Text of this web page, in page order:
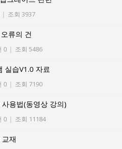
| 조회 3937
류의 건
0 | 조회 5486
실습V1.0 자료
0 | 조회 7190
용법(동영상 강의)
0 | 조회 11184
재